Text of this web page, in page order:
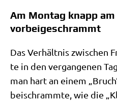
Am Montag knapp am
vorbeigeschrammt
Das Ver­hält­nis zwi­schen
te in den ver­gan­ge­nen
man hart an einem
bei­schramm­te, wie die